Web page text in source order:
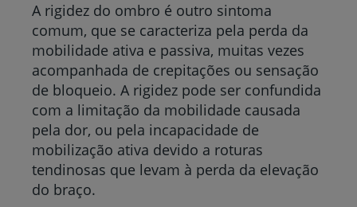
A rigidez do ombro é outro sintoma
comum, que se caracteriza pela perda da
mobilidade ativa e passiva, muitas vezes
acompanhada de crepitações ou sensação
de bloqueio. A rigidez pode ser confundida
com a limitação da mobilidade causada
pela dor, ou pela incapacidade de
mobilização ativa devido a roturas
tendinosas que levam à perda da elevação
do braço.